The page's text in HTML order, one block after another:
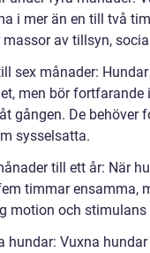
i mer än en till två
massor av tillsyn,
sex månader:
men bör
gången. De behöver
sysselsatta.
till ett år: När
timmar ensamma,
motion och stimulans
hundar: Vuxna